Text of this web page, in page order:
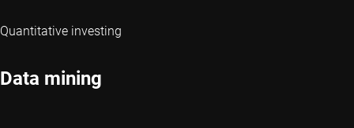
Quantitative investing
Data mining